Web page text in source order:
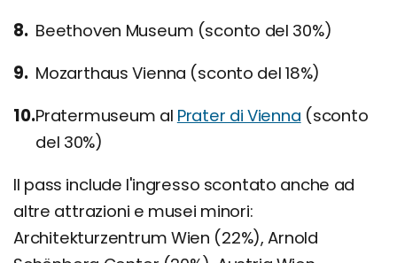
Beethoven Museum (sconto del 30%)
Mozarthaus Vienna (sconto del 18%)
Pratermuseum al Prater di Vienna (sconto
del 30%)
Il pass include l'ingresso scontato anche ad
altre attrazioni e musei minori:
Architekturzentrum Wien (22%), Arnold